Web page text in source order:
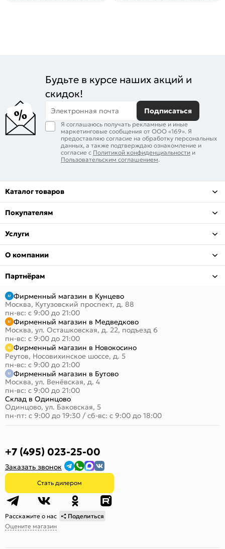
Будьте в курсе наших акций и
скидок!
Электронная почта Подписаться
Я соглашаюсь получать рекламные и иные
маркетинговые сообщения от ООО «169». Я
предоставляю согласие на обработку персональных
данных, а также подтверждаю ознакомление и
согласие с Политикой конфиденциальности и
Пользовательским соглашением.
Каталог товаров
Покупателям
Услуги
О компании
Партнёрам
Фирменный магазин в Кунцево
Москва, Кутузовский проспект, д. 88
пн-вс: с 9:00 до 21:00
Фирменный магазин в Медведково
Москва, ул. Осташковская, д. 22, подъезд 6
пн-вс: с 9:00 до 21:00
Фирменный магазин в Новокосино
Реутов, Носовихинское шоссе, д. 5
пн-вс: с 9:00 до 21:00
Фирменный магазин в Бутово
Москва, ул. Венёвская, д. 4
пн-вс: с 9:00 до 21:00
Склад в Одинцово
Одинцово, ул. Баковская, 5
пн-пт: с 9:00 до 19:30 / сб-вс: с 9:00 до 18:00
+7 (495) 023-25-00
Заказать звонок
Стать дилером
Расскажите о нас
Поделиться
Оцените магазин